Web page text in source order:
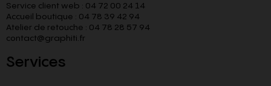
Service client web : 04 72 00 24 14
Accueil boutique : 04 78 39 42 94
Atelier de retouche : 04 78 28 57 94
contact@graphiti.fr
Services